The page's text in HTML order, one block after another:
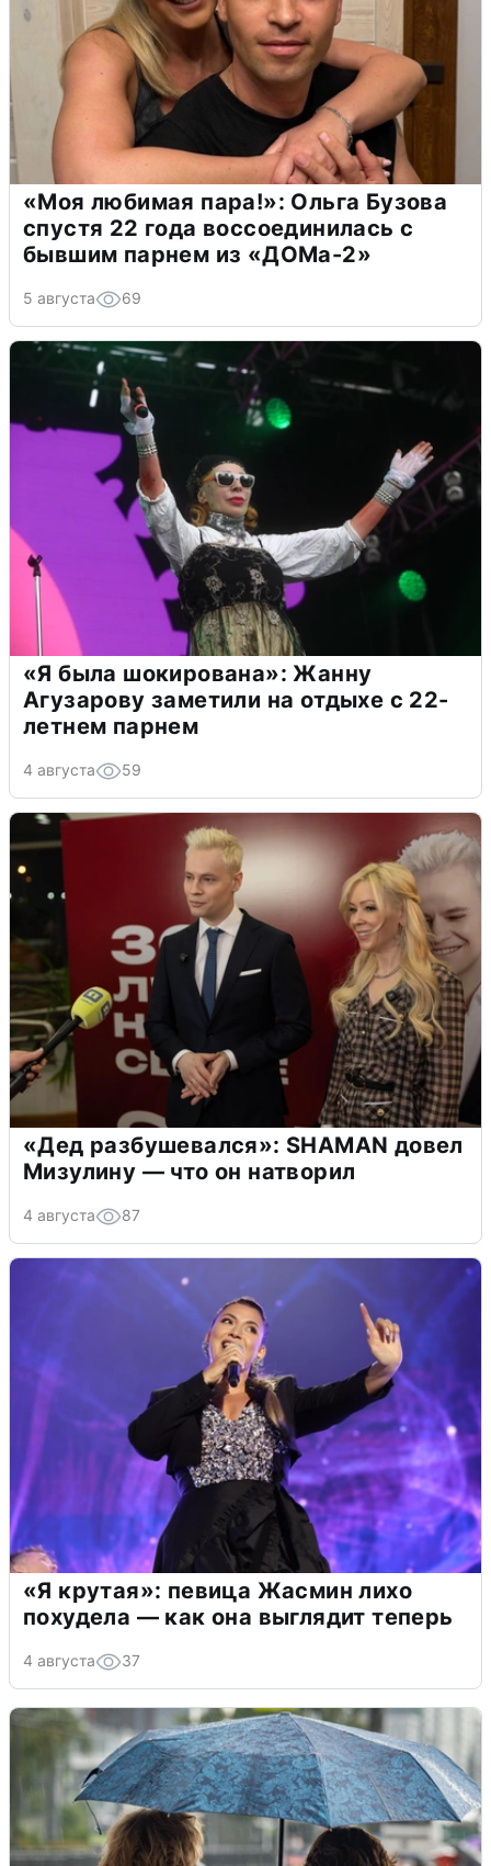
«Моя любимая пара!»: Ольга Бузова
спустя 22 года воссоединилась с
бывшим парнем из «ДОМа-2»
5 августа 69
«Я была шокирована»: Жанну
Агузарову заметили на отдыхе с 22-
летнем парнем
4 августа 59
«Дед разбушевался»: SHAMAN довел
Мизулину — что он натворил
4 августа 87
«Я крутая»: певица Жасмин лихо
похудела — как она выглядит теперь
4 августа 37